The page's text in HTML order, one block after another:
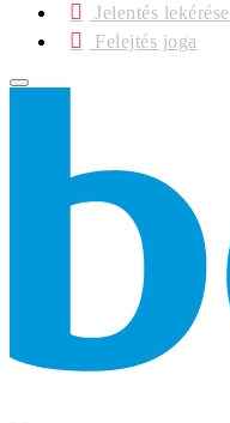
Jelentés lekérése
Felejtés joga